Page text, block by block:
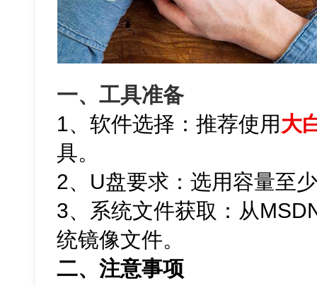
一、工具准备
1、软件选择：推荐使用 大
具。
2、U盘要求：选用容量至
3、系统文件获取：从
统镜像文件。
二、注意事项